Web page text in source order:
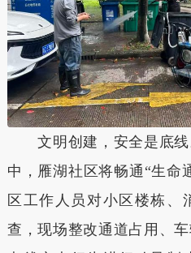
文明创建，安全是底线
中，雁湖社区将畅通“生命
区工作人员对小区楼栋、
查，现场整改通道占用、